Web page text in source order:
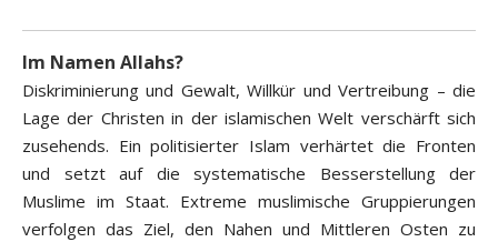
Im Namen Allahs?
Diskriminierung und Gewalt, Willkür und Vertreibung – die
Lage der Christen in der islamischen Welt verschärft sich
zusehends. Ein politisierter Islam verhärtet die Fronten
und setzt auf die systematische Besserstellung der
Muslime im Staat. Extreme muslimische Gruppierungen
verfolgen das Ziel, den Nahen und Mittleren Osten zu